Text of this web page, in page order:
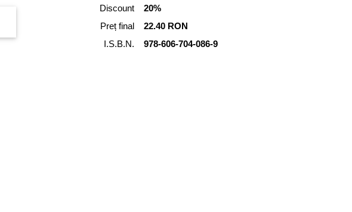
Discount
20%
Preț final
22.40 RON
I.S.B.N.
978-606-704-086-9